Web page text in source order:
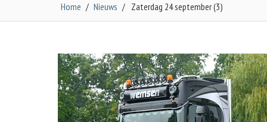
Home / Nieuws / Zaterdag 24 september (3)